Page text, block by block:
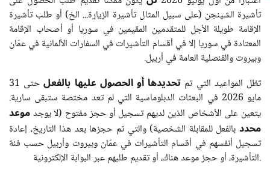
تأشيرة الشينجن (على سبيل المثال تأشيرة الزيارة... الخ) أو طلب تأشيرة
الإقامة طويلة الأجل للمتقدمين المقيمين في سوريا أو أصحاب الإقامة
المعتادة في سوريا إلا في أقسام التأشيرات في السفارات الألمانية في عمّان
وبيروت والقنصلية العامة في أربيل.
تظل المواعيد التي تم تحديدها أو الحصول عليها بالفعل
حتى 31
مايو 2026 في البعثات الدبلوماسية التي لم تعد مختصة ستبقى سارية.
يتعين على الأشخاص الذين لديهم تسجيل أو حجز مفتوح (لا يوجدموعد
محدد بالفعل للمقابلة الشخصية) والتي تم حجزها بعد هذا التاريخ، إعادة
تسجيل أنفسهم في أقسام التأشيرات في عمّان وبيروت وأربيل حسب فئة
التأشيرة، أو حجز موعد هناك، أو تقديم طلبهم عبر البوابة الإلكترونية.